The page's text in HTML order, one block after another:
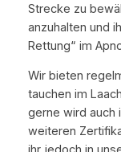
Strecke zu
anzuhalten und
Rettung“ im
Wir bieten
tauchen im
gerne wird auch
weiteren